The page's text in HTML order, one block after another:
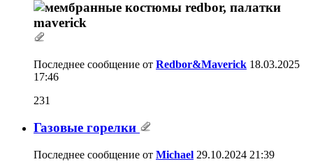
Последнее сообщение от Redbor&Maverick 18.03.2025
17:46
231
Газовые горелки
Последнее сообщение от Michael 29.10.2024 21:39